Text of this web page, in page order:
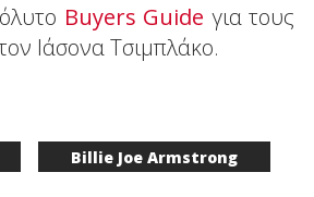
Buyers Guide για τους
Ιάσονα Τσιμπλάκο.
Billie Joe Armstrong